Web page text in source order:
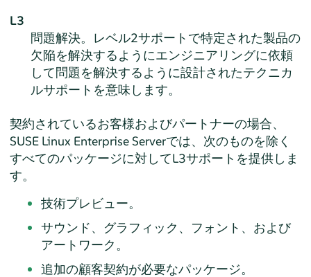
L3
問題解決。レベル2サポートで特定された製品の
欠陥を解決するようにエンジニアリングに依頼
して問題を解決するように設計されたテクニカ
ルサポートを意味します。
契約されているお客様およびパートナーの場合、
SUSE Linux Enterprise Serverでは、次のものを除く
すべてのパッケージに対してL3サポートを提供しま
す。
技術プレビュー。
サウンド、グラフィック、フォント、および
アートワーク。
追加の顧客契約が必要なパッケージ。